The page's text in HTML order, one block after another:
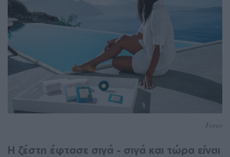
Foreo
Η ζέστη έφτασε σιγά - σιγά και τώρα είναι